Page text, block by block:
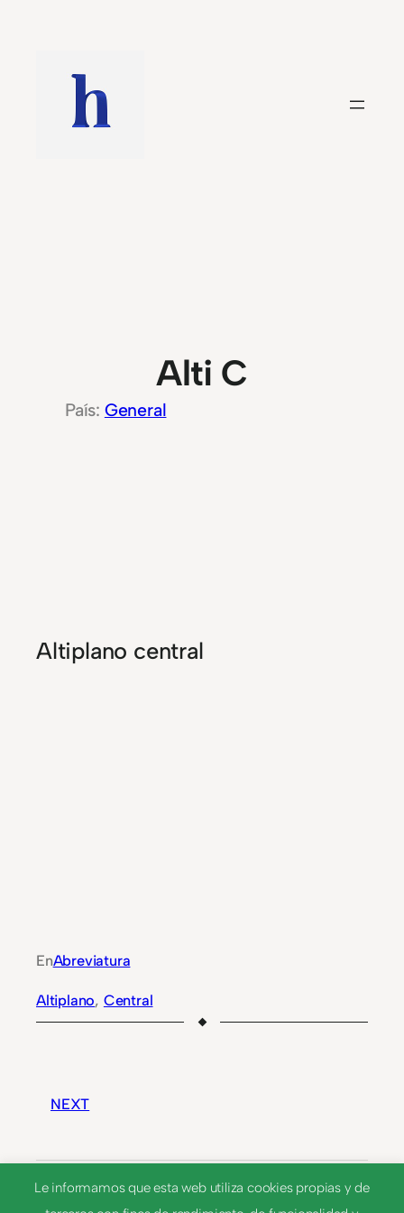
contenido
Alti C
General
Altiplano central
EnAbreviatura
Altiplano, Central
NEXT
Alti
Le informamos que esta web utiliza cookies propias y de